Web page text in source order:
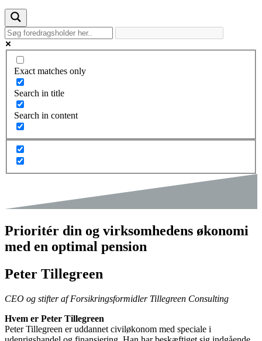
Exact matches only
Search in title
Search in content
Prioritér din og virksomhedens økonomi
med en optimal pension
Peter Tillegreen
CEO og stifter af Forsikringsformidler Tillegreen Consulting
Hvem er Peter Tillegreen
Peter Tillegreen er uddannet civiløkonom med speciale i